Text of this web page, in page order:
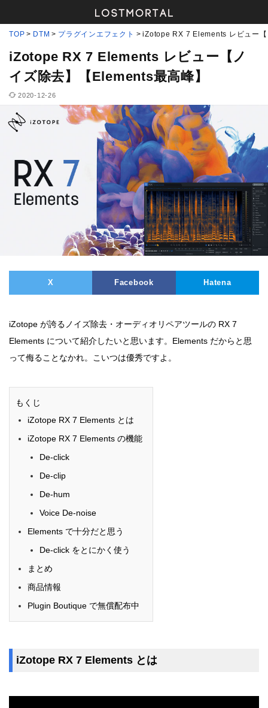
TOP DTM プラグインエフェクト iZotope RX 7 Elements レビュー
iZotope RX 7 Elements レビュー【ノ
イズ除去】【Elements最高峰】
2020-12-26
X Facebook Hatena
iZotope が誇るノイズ除去・オーディオリペアツールの RX 7
Elements について紹介したいと思います。Elements だからと思
って侮ることなかれ。こいつは優秀ですよ。
もくじ
iZotope RX 7 Elements とは
iZotope RX 7 Elements の機能
De-click
De-clip
De-hum
Voice De-noise
Elements で十分だと思う
De-click をとにかく使う
まとめ
商品情報
Plugin Boutique で無償配布中
iZotope RX 7 Elements とは